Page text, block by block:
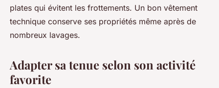
plates qui évitent les frottements. Un bon vêtement
technique conserve ses propriétés même après de
nombreux lavages.
Adapter sa tenue selon son activité
favorite